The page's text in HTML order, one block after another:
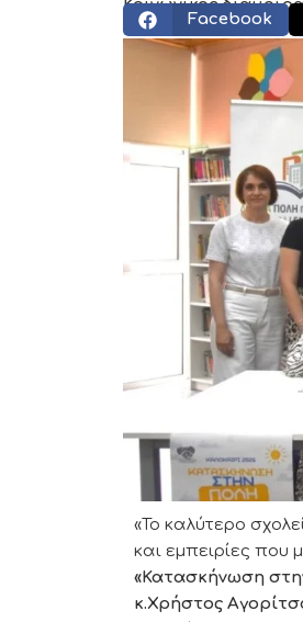
Κοινωνικός
Facebook
«Το καλύτερο
και εμπειρίες που
«Κατασκήνωση
κ.Χρήστος